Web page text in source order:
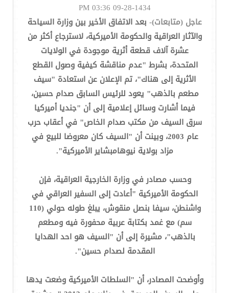
09-28-1434 03:36 PM
عاجل (متابعات)- بعد الاتفاق الأخير بين وزارة السياحة
والآثار العراقية والحكومة الأميركية، لاسترجاع أكثر من
عشرة آلاف قطعة أثرية موجودة في الولايات
المتحدة، بشرط "عدم مناقشة كيفية وصول القطع
الأثرية إلى هناك"، تم الإعلان عن استعادة "سيف
مطعم بالذهب" يعود للرئيس السابق صدام حسين،
فيما أشارت وسائل إعلامية إلى أن "جنديا أميركيا
سرق السيف من مكتب صدام الخاص" في أعقاب حرب
عام 2003، وبينت أن "السيف كان معروضا للبيع في
مزاد بولاية نيوهامبشاير الأميركية".
وحسب مصادر في وزارة الخارجية العراقية، فإن
الحكومة الأميركية "أعادت إلى السفير العراقي في
واشنطن، سيفا بنصل منقوش، يبلغ طوله حولي (110
سم) مع غمد بكتابة عربية محفورة فيه ومطعم
بالذهب"، مشيرة إلى أن "السيف هو احد الهدايا
المقدمة لصدام حسين".
وأوضحت المصادر، أن "السلطات الأميركية وضعت يدها